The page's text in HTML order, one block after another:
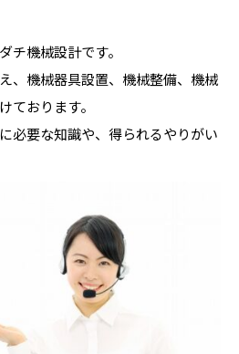
チ機械設計です。
、機械器具設置、機械整備、機械
ております。
必要な知識や、得られるやりがい